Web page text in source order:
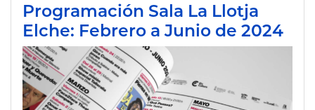
Programación Sala La Llotja
Elche: Febrero a Junio de 2024